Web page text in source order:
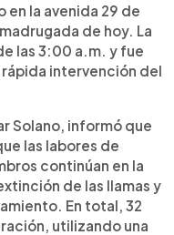
en la avenida 29 de
de hoy. La
las 3:00 a.m. y fue
intervención del
Solano, informó que
las labores de
continúan en la
de las llamas y
En total, 32
utilizando una